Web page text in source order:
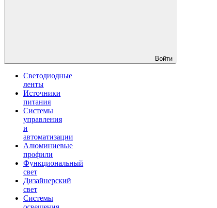
Войти
Светодиодные
ленты
Источники
питания
Системы
управления
и
автоматизации
Алюминиевые
профили
Функциональный
свет
Дизайнерский
свет
Системы